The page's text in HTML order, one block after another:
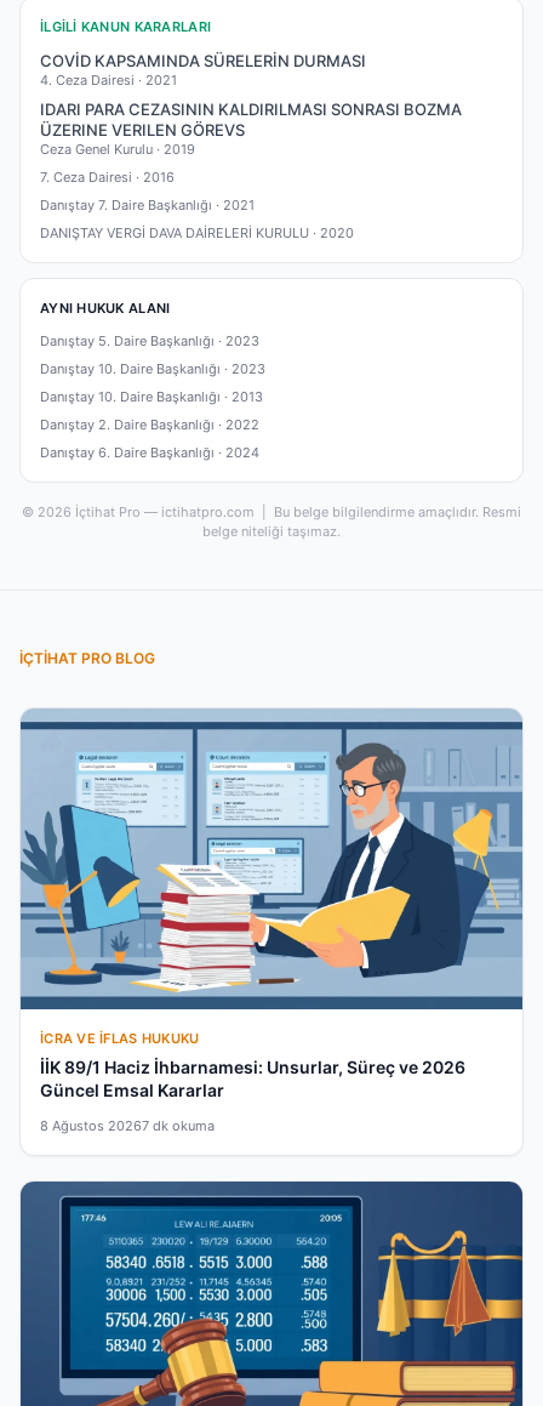
İLGILI KANUN KARARLARI
COVİD KAPSAMINDA SÜRELERİN DURMASI
4. Ceza Dairesi · 2021
IDARI PARA CEZASININ KALDIRILMASI SONRASI BOZMA
ÜZERINE VERILEN GÖREVS
Ceza Genel Kurulu · 2019
7. Ceza Dairesi · 2016
Danıştay 7. Daire Başkanlığı · 2021
DANIŞTAY VERGİ DAVA DAİRELERİ KURULU · 2020
AYNI HUKUK ALANI
Danıştay 5. Daire Başkanlığı · 2023
Danıştay 10. Daire Başkanlığı · 2023
Danıştay 10. Daire Başkanlığı · 2013
Danıştay 2. Daire Başkanlığı · 2022
Danıştay 6. Daire Başkanlığı · 2024
© 2026 İçtihat Pro — ictihatpro.com | Bu belge bilgilendirme amaçlıdır. Resmi
belge niteliği taşımaz.
İÇTIHAT PRO BLOG
İCRA VE İFLAS HUKUKU
İİK 89/1 Haciz İhbarnamesi: Unsurlar, Süreç ve 2026
Güncel Emsal Kararlar
8 Ağustos 20267 dk okuma